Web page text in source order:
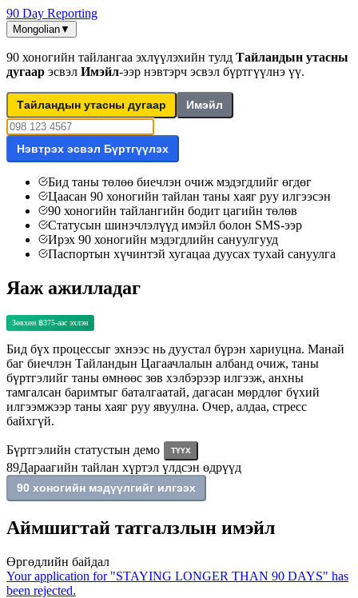
90 Day Reporting
Mongolian▼
90 хоногийн тайлангаа эхлүүлэхийн тулд Тайландын утасны
дугаар эсвэл Имэйл-ээр нэвтэрч эсвэл бүртгүүлнэ үү.
Тайландын утасны дугаар Имэйл
Нэвтрэх эсвэл Бүртгүүлэх
Бид таны төлөө биечлэн очиж мэдэгдлийг өгдөг
Цаасан 90 хоногийн тайлан таны хаяг руу илгээсэн
90 хоногийн тайлангийн бодит цагийн төлөв
Статусын шинэчлэлүүд имэйл болон SMS-ээр
Ирэх 90 хоногийн мэдэгдлийн сануулгууд
Паспортын хүчинтэй хугацаа дуусах тухай сануулга
Яаж ажилладаг
Зөвхөн ฿375-аас эхлэн
Бид бүх процессыг эхнээс нь дуустал бүрэн хариуцна. Манай
баг биечлэн Тайландын Цагаачлалын албанд очиж, таны
бүртгэлийг таны өмнөөс зөв хэлбэрээр илгээж, анхны
тамгалсан баримтыг баталгаатай, дагасан мөрдлөг бүхий
илгээмжээр таны хаяг руу явуулна. Очер, алдаа, стресс
байхгүй.
Бүртгэлийн статустын демо ТҮҮХ
89Дараагийн тайлан хүртэл үлдсэн өдрүүд
90 хоногийн мэдүүлгийг илгээх
Аймшигтай татгалзлын имэйл
Өргөдлийн байдал
Your application for "STAYING LONGER THAN 90 DAYS" has
been rejected.